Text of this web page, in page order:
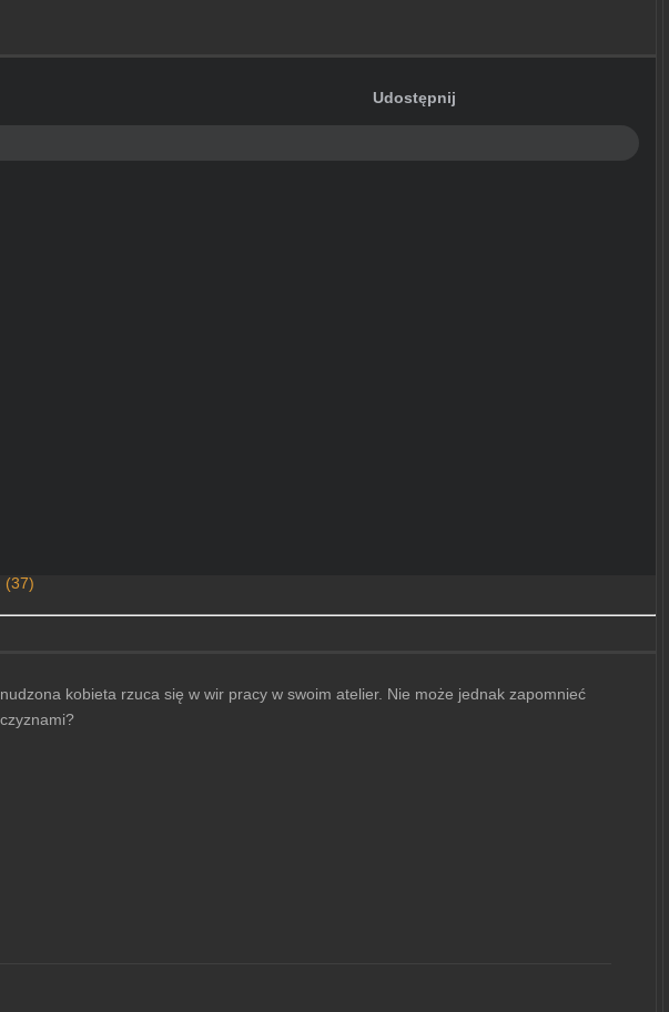
Udostępnij
(37)
kobieta rzuca się w wir pracy w swoim atelier. Nie może jednak zapomnieć